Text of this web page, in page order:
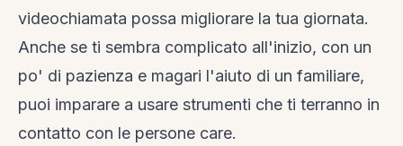
videochiamata possa migliorare la tua giornata.
Anche se ti sembra complicato all'inizio, con un
po' di pazienza e magari l'aiuto di un familiare,
puoi imparare a usare strumenti che ti terranno in
contatto con le persone care.